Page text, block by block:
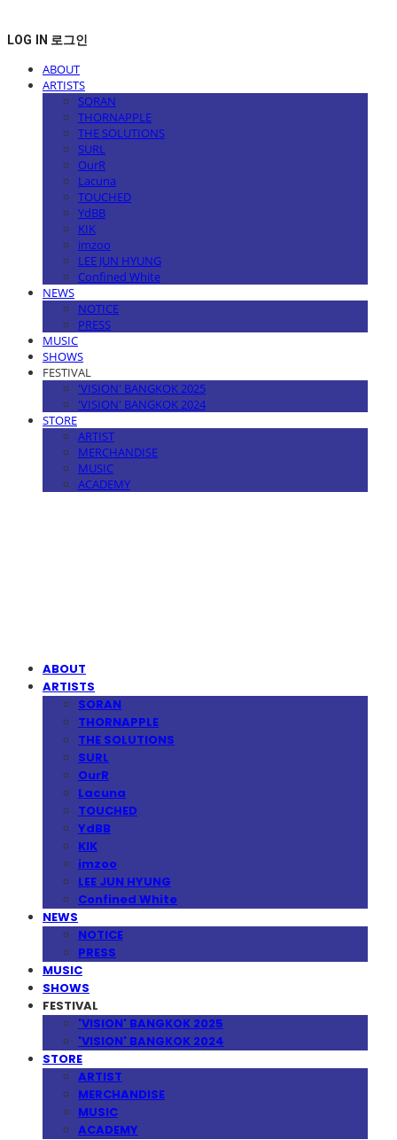
LOG IN 로그인
ABOUT
ARTISTS
SORAN
THORNAPPLE
THE SOLUTIONS
SURL
OurR
Lacuna
TOUCHED
YdBB
KIK
imzoo
LEE JUN HYUNG
Confined White
NEWS
NOTICE
PRESS
MUSIC
SHOWS
FESTIVAL
'VISION' BANGKOK 2025
'VISION' BANGKOK 2024
STORE
ARTIST
MERCHANDISE
MUSIC
ACADEMY
ABOUT
ARTISTS
SORAN
THORNAPPLE
THE SOLUTIONS
SURL
OurR
Lacuna
TOUCHED
YdBB
KIK
imzoo
LEE JUN HYUNG
Confined White
NEWS
NOTICE
PRESS
MUSIC
SHOWS
FESTIVAL
'VISION' BANGKOK 2025
'VISION' BANGKOK 2024
STORE
ARTIST
MERCHANDISE
MUSIC
ACADEMY